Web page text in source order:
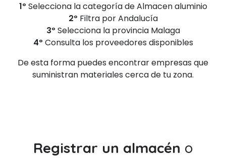
1º Selecciona la categoría de Almacen aluminio
2º Filtra por Andalucía
3º Selecciona la provincia Malaga
4º Consulta los proveedores disponibles
De esta forma puedes encontrar empresas que
suministran materiales cerca de tu zona.
Registrar un almacén o